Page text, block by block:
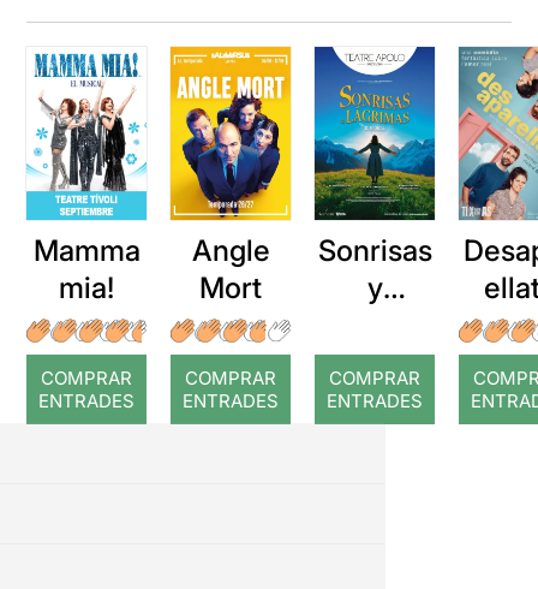
Mamma
mia!
COMPRAR
ENTRADES
Angle
Mort
COMPRAR
ENTRADES
Sonrisas
y
COMPRAR
ENTRADES